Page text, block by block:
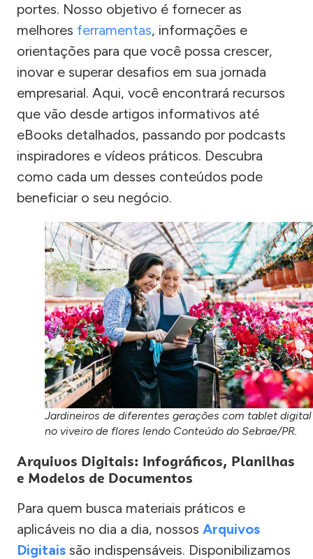
portes. Nosso objetivo é fornecer as
melhores ferramentas, informações e
orientações para que você possa crescer,
inovar e superar desafios em sua jornada
empresarial. Aqui, você encontrará recursos
que vão desde artigos informativos até
eBooks detalhados, passando por podcasts
inspiradores e vídeos práticos. Descubra
como cada um desses conteúdos pode
beneficiar o seu negócio.
Jardineiros de diferentes gerações com tablet digital
no viveiro de flores lendo Conteúdo do Sebrae/PR.
Arquivos Digitais: Infográficos, Planilhas
e Modelos de Documentos
Para quem busca materiais práticos e
aplicáveis no dia a dia, nossos Arquivos
Digitais são indispensáveis. Disponibilizamos